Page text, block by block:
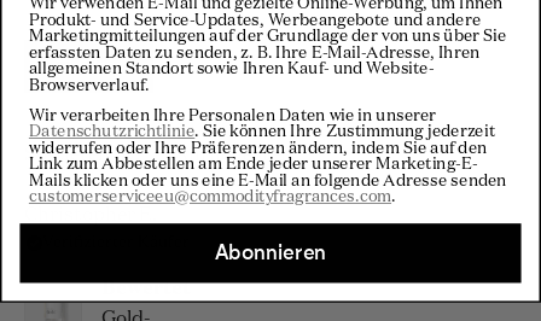
Filter
Sortieren
Bewertet
Wird geladen...
Wir verwenden E-Mail und gezielte Online-Werbung, um Ihnen
Produkt- und Service-Updates, Werbeangebote und andere
Marketingmitteilungen auf der Grundlage der von uns über Sie
erfassten Daten zu senden, z. B. Ihre E-Mail-Adresse, Ihren
allgemeinen Standort sowie Ihren Kauf- und Website-
Browserverlauf.
Wir verarbeiten Ihre Personalen Daten wie in unserer
Datenschutzrichtlinie. Sie können Ihre Zustimmung jederzeit
widerrufen oder Ihre Präferenzen ändern, indem Sie auf den
Link zum Abbestellen am Ende jeder unserer Marketing-E-
Mails klicken oder uns eine E-Mail an folgende Adresse senden
customerserviceeu@commodityfragrances.com.
Abonnieren